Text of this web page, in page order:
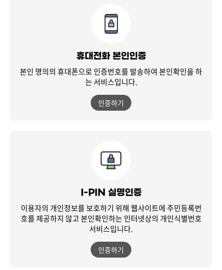
휴대전화 본인인증
본인 명의의 휴대폰으로 인증번호를 발송하여 본인확인을 하
는 서비스입니다.
인증하기
I-PIN 실명인증
이용자의 개인정보를 보호하기 위해 웹사이트에 주민등록번
호를 제공하지 않고본인확인하는 인터넷상의 개인식별번호
서비스입니다.
인증하기